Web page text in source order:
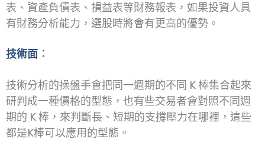
表、資產負債表、損益表等財務報表，如果投資人具
有財務分析能力，選股時將會有更高的優勢。
技術面 ：
技術分析的操盤手會把同一週期的不同 K 棒集合起來
研判成一種價格的型態，也有些交易者會對照不同週
期的 K 棒，來判斷長、短期的支撐壓力在哪裡，這些
都是K棒可以應用的型態。